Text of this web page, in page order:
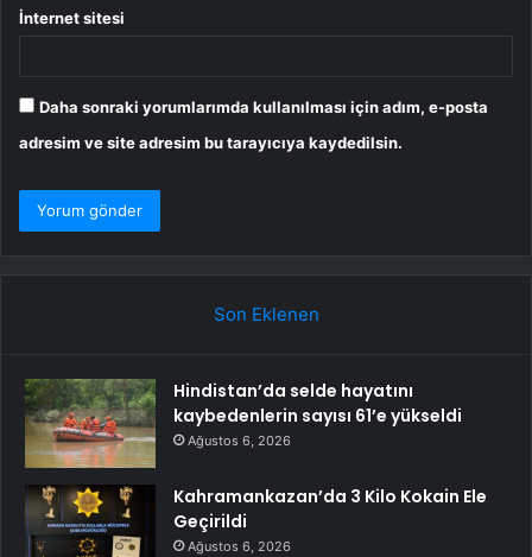
İnternet sitesi
Daha sonraki yorumlarımda kullanılması için adım, e-posta
adresim ve site adresim bu tarayıcıya kaydedilsin.
Son Eklenen
Hindistan’da selde hayatını
kaybedenlerin sayısı 61’e yükseldi
Ağustos 6, 2026
Kahramankazan’da 3 Kilo Kokain Ele
Geçirildi
Ağustos 6, 2026